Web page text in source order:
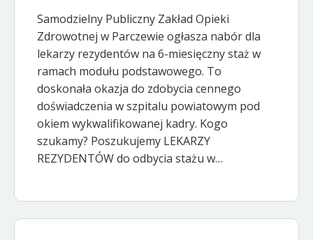
Samodzielny Publiczny Zakład Opieki
Zdrowotnej w Parczewie ogłasza nabór dla
lekarzy rezydentów na 6-miesięczny staż w
ramach modułu podstawowego. To
doskonała okazja do zdobycia cennego
doświadczenia w szpitalu powiatowym pod
okiem wykwalifikowanej kadry. Kogo
szukamy? Poszukujemy LEKARZY
REZYDENTÓW do odbycia stażu w…